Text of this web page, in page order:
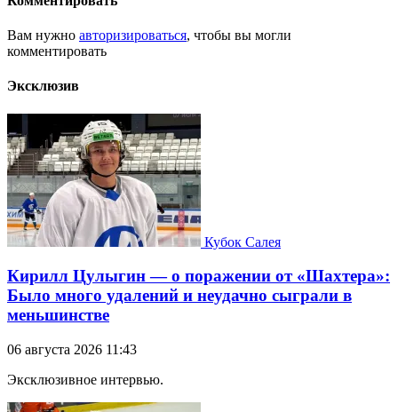
Вам нужно авторизироваться, чтобы вы могли
комментировать
Эксклюзив
Кубок Салея
Кирилл Цулыгин — о поражении от «Шахтера»:
Было много удалений и неудачно сыграли в
меньшинстве
06 августа 2026 11:43
Эксклюзивное интервью.